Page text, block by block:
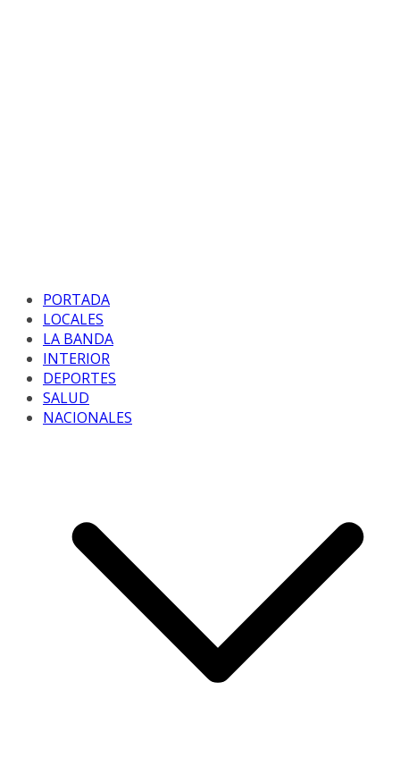
PORTADA
LOCALES
LA BANDA
INTERIOR
DEPORTES
SALUD
NACIONALES